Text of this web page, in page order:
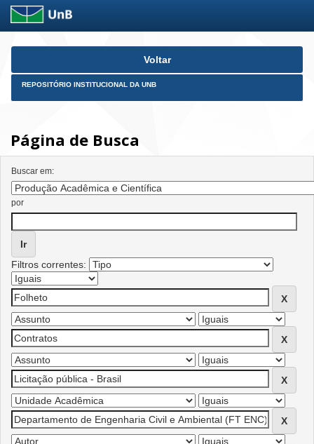
Skip
Voltar
REPOSITÓRIO INSTITUCIONAL DA UNB
Página de Busca
Buscar em:
por
Filtros correntes: